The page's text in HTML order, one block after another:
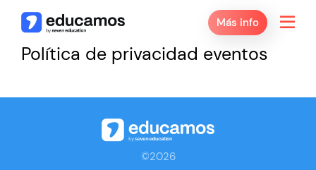
Más info
Política de privacidad eventos
©2026